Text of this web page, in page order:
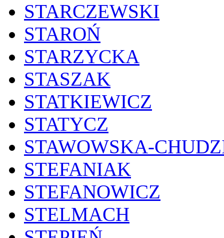
STARCZEWSKI
STAROŃ
STARZYCKA
STASZAK
STATKIEWICZ
STATYCZ
STAWOWSKA-
STEFANIAK
STEFANOWICZ
STELMACH